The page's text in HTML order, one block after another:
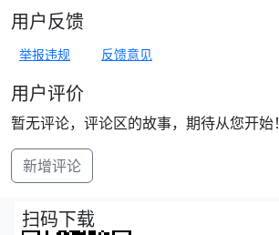
用户反馈
举报违规 反馈意见
用户评价
暂无评论，评论区的故事，期待从您开始！
新增评论
扫码下载